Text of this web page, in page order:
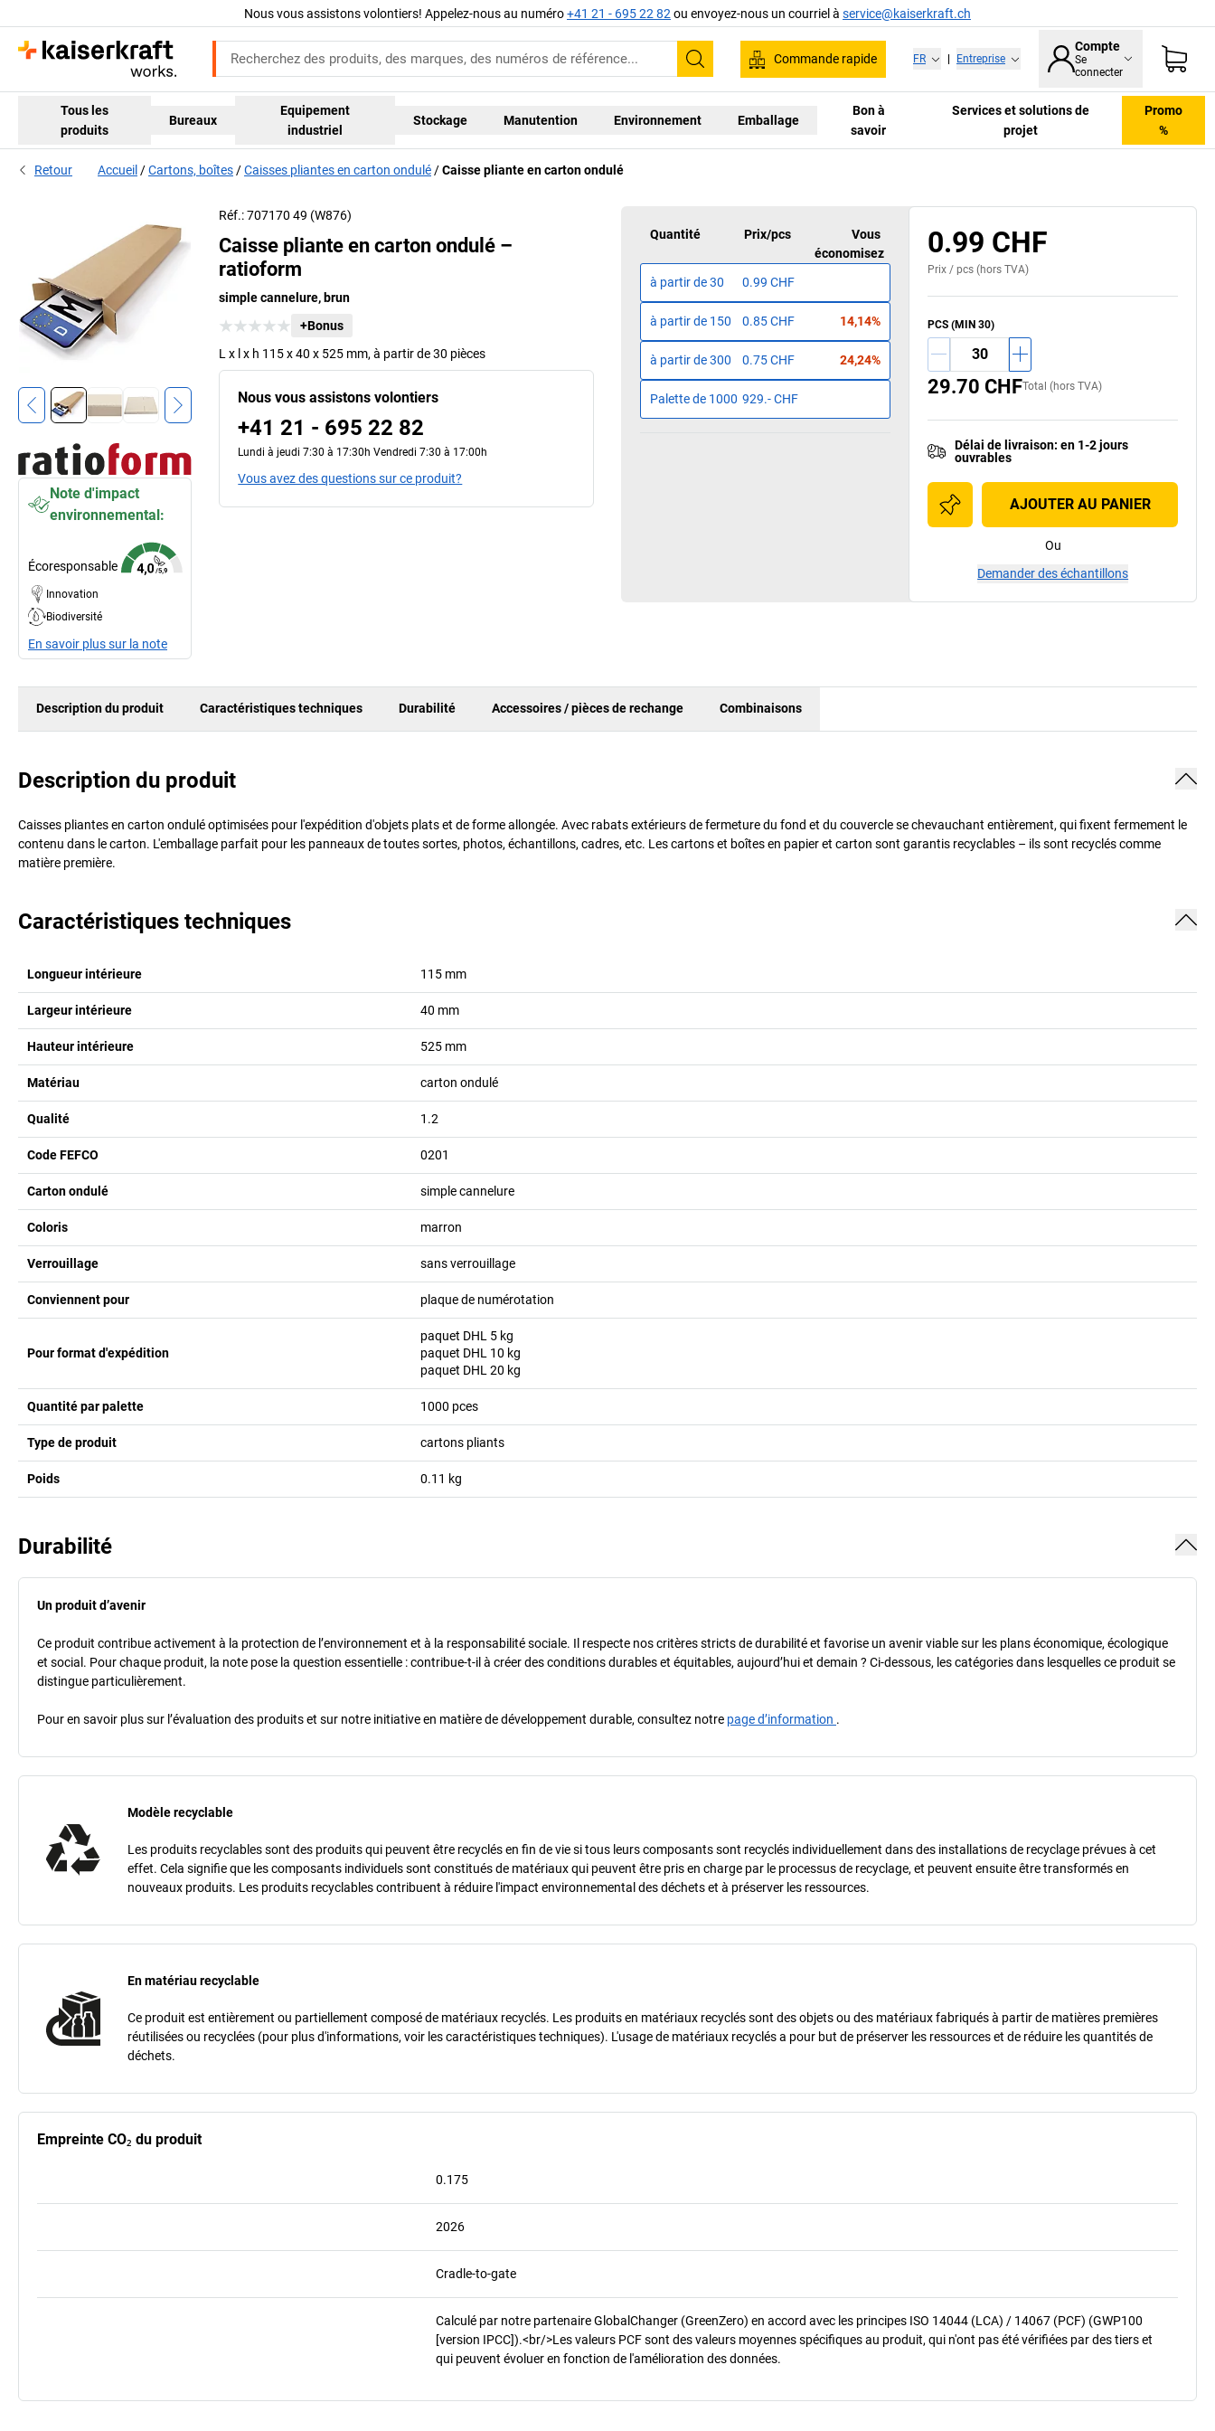
Nous vous assistons volontiers! Appelez-nous au numéro+41 21 - 695 22 82 ou envoyez-nous un courriel à service@kaiserkraft.ch
Recherche
Commande rapide FR Entreprise
Compte
Se
connecter
Tous les
produits
Bureaux
Equipement
industriel
Stockage Manutention Environnement Emballage
Bon à
savoir
Services et solutions de
projet
Promo
%
Retour Accueil Cartons, boîtes Caisses pliantes en carton ondulé Caisse pliante en carton ondulé
Note d'impact
environnemental:
Écoresponsable
Innovation
Biodiversité
En savoir plus sur la note
Réf.: 707170 49 (W876)
Caisse pliante en carton ondulé –
ratioform
simple cannelure, brun
+Bonus
L x l x h 115 x 40 x 525 mm, à partir de 30 pièces
Nous vous assistons volontiers
+41 21 - 695 22 82
Lundi à jeudi 7:30 à 17:30h Vendredi 7:30 à 17:00h
Vous avez des questions sur ce produit?
Quantité Prix/pcs
Vous
économisez
à partir de30 0.99 CHF
à partir de 150 0.85 CHF 14,14%
à partir de300 0.75 CHF 24,24%
Palette de 1000 929.- CHF
0.99 CHF
Prix /pcs (hors TVA)
PCS (MIN30)
Total (hors TVA)
29.70 CHF
Délai de livraison:en 1-2 jours
ouvrables
AJOUTER AU PANIER
Ou
Demander des échantillons
Description du produit Caractéristiques techniques Durabilité Accessoires / pièces de rechange Combinaisons
Description du produit
Caisses pliantes en carton ondulé optimisées pour l'expédition d'objets plats et de forme allongée. Avec rabats extérieurs de fermeture du fond et du couvercle se chevauchant entièrement, qui fixent fermement le
contenu dans le carton. L'emballage parfait pour les panneaux de toutes sortes, photos, échantillons, cadres, etc. Les cartons et boîtes en papier et carton sont garantis recyclables – ils sont recyclés comme
matière première.
Caractéristiques techniques
Longueur intérieure 115 mm
Largeur intérieure 40 mm
Hauteur intérieure 525 mm
Matériau carton ondulé
Qualité 1.2
Code FEFCO 0201
Carton ondulé simple cannelure
Coloris marron
Verrouillage sans verrouillage
Conviennent pour plaque de numérotation
Pour format d'expédition
paquet DHL 5 kg
paquet DHL 10 kg
paquet DHL 20 kg
Quantité par palette 1000 pces
Type de produit cartons pliants
Poids 0.11 kg
Durabilité
Un produit d’avenir
Ce produit contribue activement à la protection de l’environnement et à la responsabilité sociale. Il respecte nos critères stricts de durabilité et favorise un avenir viable sur les plans économique, écologique
et social. Pour chaque produit, la note pose la question essentielle : contribue-t-il à créer des conditions durables et équitables, aujourd’hui et demain ? Ci-dessous, les catégories dans lesquelles ce produit se
distingue particulièrement.
Pour en savoir plus sur l’évaluation des produits et sur notre initiative en matière de développement durable, consultez notre page d’information .
Modèle recyclable
Les produits recyclables sont des produits qui peuvent être recyclés en fin de vie si tous leurs composants sont recyclés individuellement dans des installations de recyclage prévues à cet
effet. Cela signifie que les composants individuels sont constitués de matériaux qui peuvent être pris en charge par le processus de recyclage, et peuvent ensuite être transformés en
nouveaux produits. Les produits recyclables contribuent à réduire l'impact environnemental des déchets et à préserver les ressources.
En matériau recyclable
Ce produit est entièrement ou partiellement composé de matériaux recyclés. Les produits en matériaux recyclés sont des objets ou des matériaux fabriqués à partir de matières premières
réutilisées ou recyclées (pour plus d'informations, voir les caractéristiques techniques). L'usage de matériaux recyclés a pour but de préserver les ressources et de réduire les quantités de
déchets.
Empreinte CO₂ du produit
0.175
2026
Cradle-to-gate
Calculé par notre partenaire GlobalChanger (GreenZero) en accord avec les principes ISO 14044 (LCA) / 14067 (PCF) (GWP100
[version IPCC]).<br/>Les valeurs PCF sont des valeurs moyennes spécifiques au produit, qui n'ont pas été vérifiées par des tiers et
qui peuvent évoluer en fonction de l'amélioration des données.